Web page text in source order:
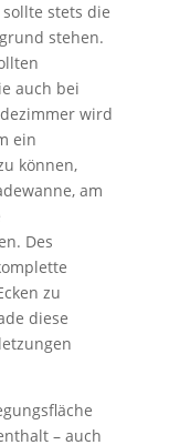
stets die
stehen.
auch bei
wird
ein
können,
am
Des
zu
diese
– auch